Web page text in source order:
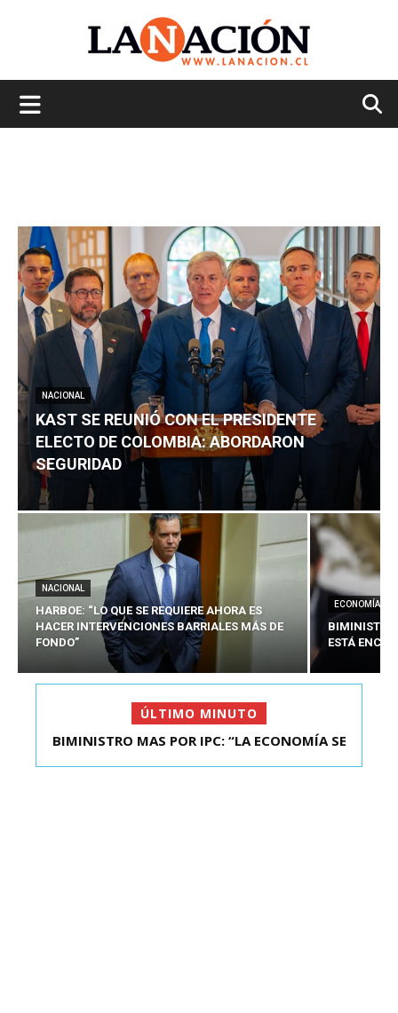
NACIONAL
KAST SE REUNIÓ CON EL PRESIDENTE
ELECTO DE COLOMBIA: ABORDARON
SEGURIDAD
NACIONAL
HARBOE: “LO QUE SE REQUIERE AHORA ES
HACER INTERVENCIONES BARRIALES MÁS DE
FONDO”
ECONOMÍA
BIMINISTRO
ESTÁ
ÚLTIMO MINUTO
KAST SE REUNIÓ CON EL PRESIDENTE ELECTO DE
BIMINISTRO MAS POR IPC: “LA ECONOMÍA SE